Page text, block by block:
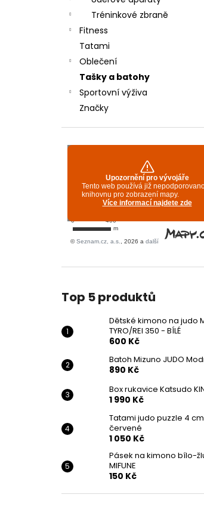
Tréninkové zbraně
Fitness
Tatami
Oblečení
Tašky a batohy
Sportovní výživa
Značky
Top 5 produktů
Dětské kimono na judo
TYRO/REI 350 - BÍLÉ
600 Kč
Batoh Mizuno JUDO
890 Kč
Box rukavice Katsudo
1 990 Kč
Tatami judo puzzle 4
červené
1 050 Kč
Pásek na kimono bílo-
MIFUNE
150 Kč
600 Kč